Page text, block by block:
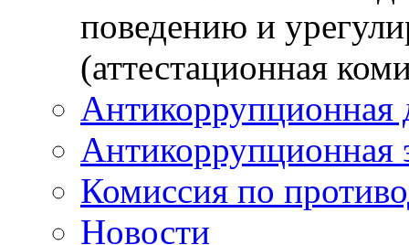
поведению и
(аттестационная
Антикоррупционная
Антикоррупционная
Комиссия по
Новости